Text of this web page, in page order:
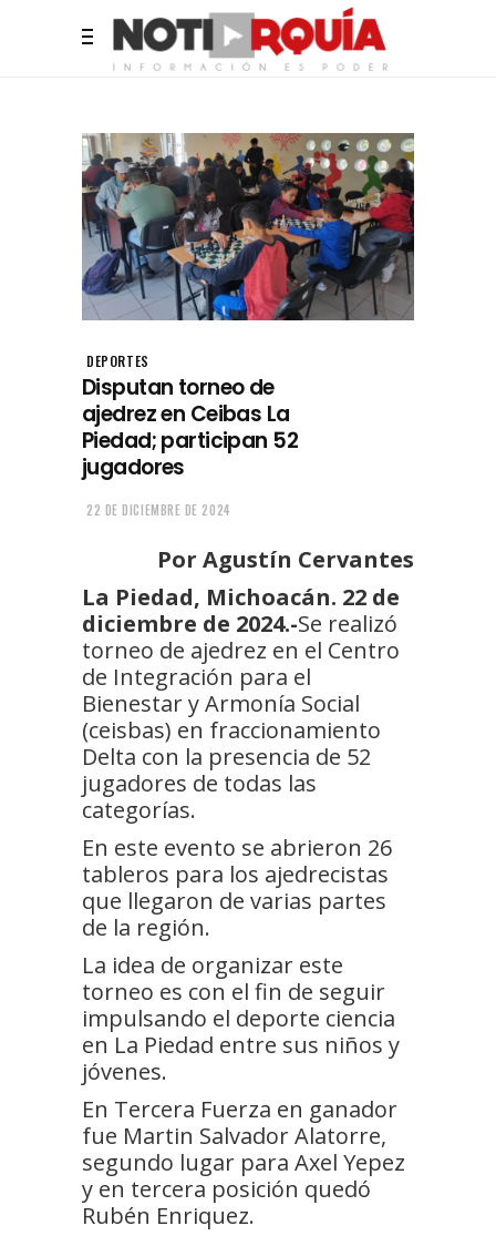
DEPORTES
Disputan torneo de
ajedrez en Ceibas La
Piedad; participan 52
jugadores
22 DE DICIEMBRE DE 2024
Por Agustín Cervantes
La Piedad, Michoacán. 22 de
diciembre de 2024.-Se realizó
torneo de ajedrez en el Centro
de Integración para el
Bienestar y Armonía Social
(ceisbas) en fraccionamiento
Delta con la presencia de 52
jugadores de todas las
categorías.
En este evento se abrieron 26
tableros para los ajedrecistas
que llegaron de varias partes
de la región.
La idea de organizar este
torneo es con el fin de seguir
impulsando el deporte ciencia
en La Piedad entre sus niños y
jóvenes.
En Tercera Fuerza en ganador
fue Martin Salvador Alatorre,
segundo lugar para Axel Yepez
y en tercera posición quedó
Rubén Enriquez.